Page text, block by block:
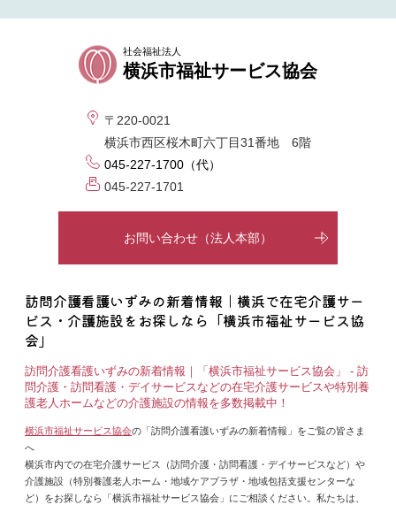
社会福祉法人
横浜市福祉サービス協会
〒220-0021
横浜市西区桜木町六丁目31番地 6階
045-227-1700（代）
045-227-1701
お問い合わせ（法人本部）
訪問介護看護いずみの新着情報｜横浜で在宅介護サー
ビス・介護施設をお探しなら「横浜市福祉サービス協
会」
訪問介護看護いずみの新着情報｜「横浜市福祉サービス協会」 - 訪
問介護・訪問看護・デイサービスなどの在宅介護サービスや特別養
護老人ホームなどの介護施設の情報を多数掲載中！
横浜市福祉サービス協会の「訪問介護看護いずみの新着情報」をご覧の皆さま
へ
横浜市内での在宅介護サービス（訪問介護・訪問看護・デイサービスなど）や
介護施設（特別養護老人ホーム・地域ケアプラザ・地域包括支援センターな
ど）をお探しなら「横浜市福祉サービス協会」にご相談ください。私たちは、